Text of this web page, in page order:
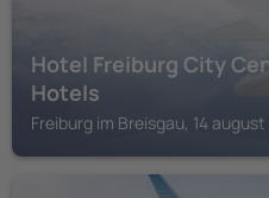
Hotel Freiburg City
Hotels
Freiburg im Breisgau, 14